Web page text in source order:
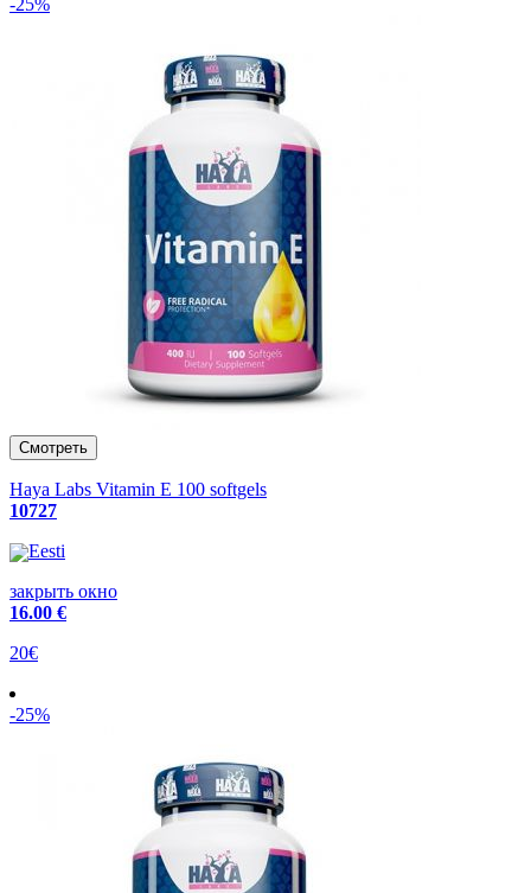
Haya Labs Vitamin E 100 softgels
10727
Eesti
закрыть окно
16.00 €
20€
-25%